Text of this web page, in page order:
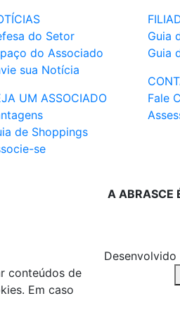
do Setor
do Associado
sua Notícia
UM ASSOCIADO
de Shoppings
se
Guia
Guia
Fale
A ABRASCE
Desenvolvido
conteúdos de
Em caso